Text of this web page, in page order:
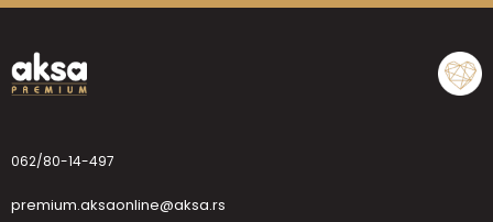
062/80-14-497
premium.aksaonline@aksa.rs